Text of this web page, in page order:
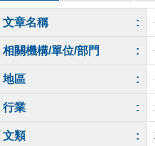
文章名稱 :
相關機構/單位/部門 :
地區 :
行業 :
文類 :